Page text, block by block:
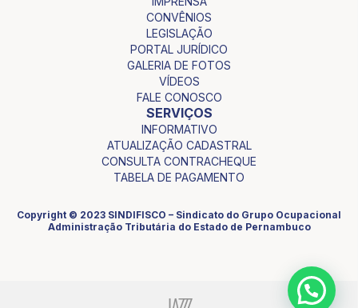
CONVÊNIOS
LEGISLAÇÃO
PORTAL JURÍDICO
GALERIA DE FOTOS
VÍDEOS
FALE CONOSCO
SERVIÇOS
INFORMATIVO
ATUALIZAÇÃO CADASTRAL
CONSULTA CONTRACHEQUE
TABELA DE PAGAMENTO
Copyright © 2023 SINDIFISCO – Sindicato do Grupo Ocupacional
Administração Tributária do Estado de Pernambuco